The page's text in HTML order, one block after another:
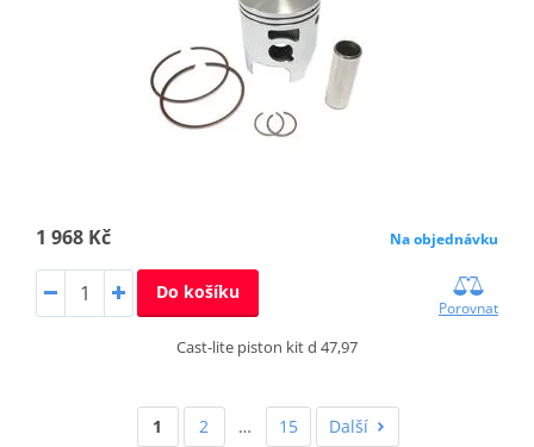
1 968 Kč Na objednávku
Do košíku
Porovnat
Cast-lite piston kit d 47,97
1 2 … 15 Další